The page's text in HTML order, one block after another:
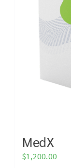
MedX
$1,200.00